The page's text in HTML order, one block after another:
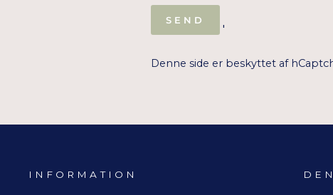
SEND
'
Denne side er beskyttet af
INFORMATION